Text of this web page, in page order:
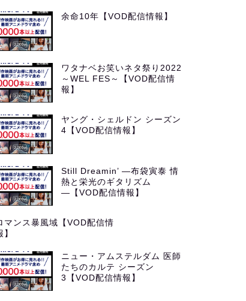
余命10年【VOD配信情報】
ワタナベお笑いネタ祭り2022
～WEL FES～【VOD配信情
報】
ヤング・シェルドン シーズン
4【VOD配信情報】
Still Dreamin’ ―布袋寅泰 情
熱と栄光のギタリズム
―【VOD配信情報】
マンス暴風域【VOD配信情
】
ニュー・アムステルダム 医師
たちのカルテ シーズン
3【VOD配信情報】